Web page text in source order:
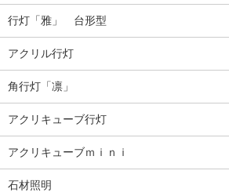
行灯「雅」 台形型
アクリル行灯
角行灯「凛」
アクリキューブ行灯
アクリキューブｍｉｎｉ
石材照明